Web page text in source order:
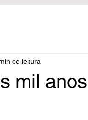
mil
de leitura